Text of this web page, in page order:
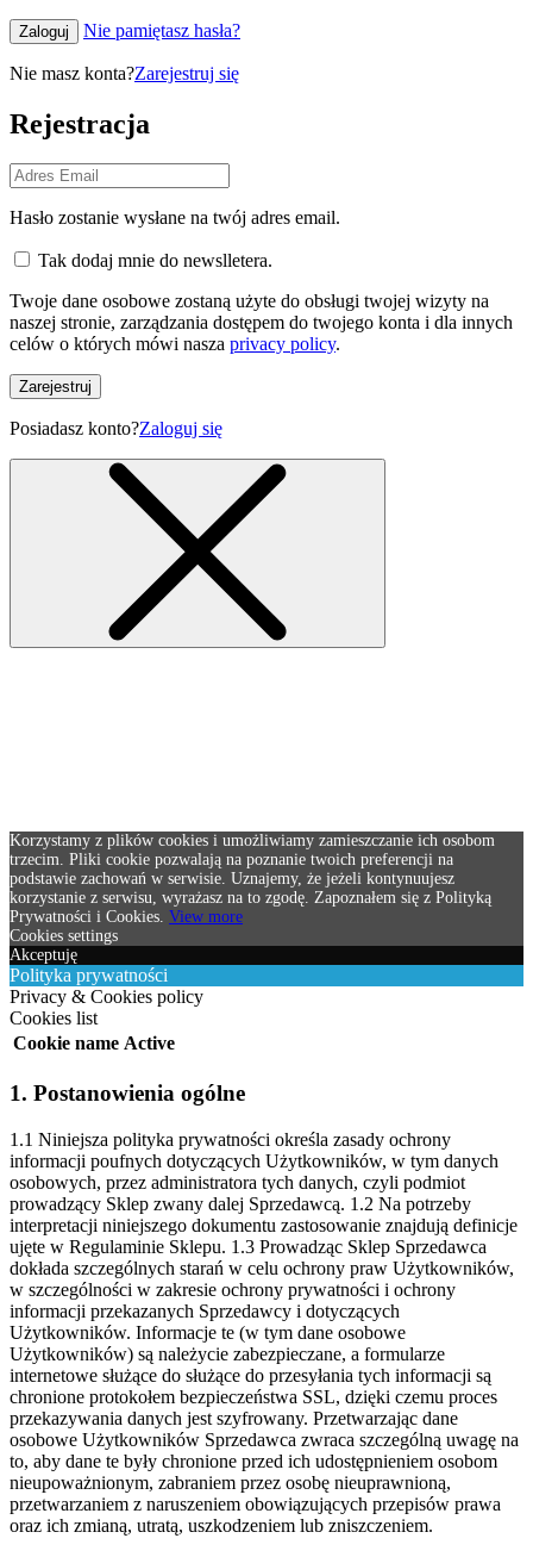
Zaloguj Nie pamiętasz hasła?
Nie masz konta?Zarejestruj się
Rejestracja
Hasło zostanie wysłane na twój adres email.
Tak dodaj mnie do newslletera.
Twoje dane osobowe zostaną użyte do obsługi twojej wizyty na
naszej stronie, zarządzania dostępem do twojego konta i dla innych
celów o których mówi nasza privacy policy.
Zarejestruj
Posiadasz konto?Zaloguj się
Korzystamy z plików cookies i umożliwiamy zamieszczanie ich osobom
trzecim. Pliki cookie pozwalają na poznanie twoich preferencji na
podstawie zachowań w serwisie. Uznajemy, że jeżeli kontynuujesz
korzystanie z serwisu, wyrażasz na to zgodę. Zapoznałem się z Polityką
Prywatności i Cookies. View more
Cookies settings
Akceptuję
Polityka prywatności
Privacy & Cookies policy
Cookies list
Cookie name Active
1. Postanowienia ogólne
1.1 Niniejsza polityka prywatności określa zasady ochrony
informacji poufnych dotyczących Użytkowników, w tym danych
osobowych, przez administratora tych danych, czyli podmiot
prowadzący Sklep zwany dalej Sprzedawcą. 1.2 Na potrzeby
interpretacji niniejszego dokumentu zastosowanie znajdują definicje
ujęte w Regulaminie Sklepu. 1.3 Prowadząc Sklep Sprzedawca
dokłada szczególnych starań w celu ochrony praw Użytkowników,
w szczególności w zakresie ochrony prywatności i ochrony
informacji przekazanych Sprzedawcy i dotyczących
Użytkowników. Informacje te (w tym dane osobowe
Użytkowników) są należycie zabezpieczane, a formularze
internetowe służące do służące do przesyłania tych informacji są
chronione protokołem bezpieczeństwa SSL, dzięki czemu proces
przekazywania danych jest szyfrowany. Przetwarzając dane
osobowe Użytkowników Sprzedawca zwraca szczególną uwagę na
to, aby dane te były chronione przed ich udostępnieniem osobom
nieupoważnionym, zabraniem przez osobę nieuprawnioną,
przetwarzaniem z naruszeniem obowiązujących przepisów prawa
oraz ich zmianą, utratą, uszkodzeniem lub zniszczeniem.